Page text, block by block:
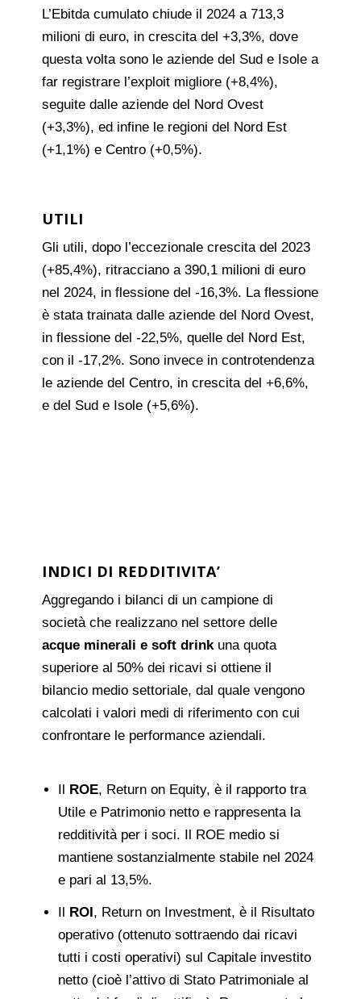
L’Ebitda cumulato chiude il 2024 a 713,3
milioni di euro, in crescita del +3,3%, dove
questa volta sono le aziende del Sud e Isole a
far registrare l’exploit migliore (+8,4%),
seguite dalle aziende del Nord Ovest
(+3,3%), ed infine le regioni del Nord Est
(+1,1%) e Centro (+0,5%).
UTILI
Gli utili, dopo l’eccezionale crescita del 2023
(+85,4%), ritracciano a 390,1 milioni di euro
nel 2024, in flessione del -16,3%. La flessione
è stata trainata dalle aziende del Nord Ovest,
in flessione del -22,5%, quelle del Nord Est,
con il -17,2%. Sono invece in controtendenza
le aziende del Centro, in crescita del +6,6%,
e del Sud e Isole (+5,6%).
INDICI DI REDDITIVITA’
Aggregando i bilanci di un campione di
società che realizzano nel settore delle
acque minerali e soft drinkuna quota
superiore al 50% dei ricavi si ottiene il
bilancio medio settoriale, dal quale vengono
calcolati i valori medi di riferimento con cui
confrontare le performance aziendali.
ROE, Return on Equity, è il rapporto tra
Utile e Patrimonio netto e rappresenta la
redditività per i soci. Il ROE medio si
mantiene sostanzialmente stabile nel 2024
e pari al 13,5%.
Il ROI, Return on Investment, è il Risultato
operativo (ottenuto sottraendo dai ricavi
tutti i costi operativi) sul Capitale investito
netto (cioè l’attivo di Stato Patrimoniale al